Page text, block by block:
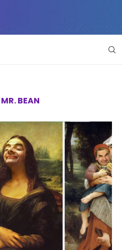
MR. BEAN